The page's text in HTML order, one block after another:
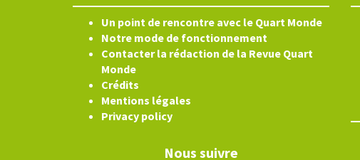
Un point de rencontre avec le Quart Monde
Notre mode de fonctionnement
Contacter la rédaction de la Revue Quart
Monde
Crédits
Mentions légales
Privacy policy
Nous suivre